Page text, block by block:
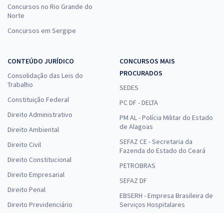
Concursos no Rio Grande do
Norte
Concursos em Sergipe
CONTEÚDO JURÍDICO
Consolidação das Leis do
Trabalho
Constituição Federal
Direito Administrativo
Direito Ambiental
Direito Civil
Direito Constitucional
Direito Empresarial
Direito Penal
Direito Previdenciário
CONCURSOS MAIS
PROCURADOS
SEDES
PC DF - DELTA
PM AL - Polícia Militar do Estado
de Alagoas
SEFAZ CE - Secretaria da
Fazenda do Estado do Ceará
PETROBRAS
SEFAZ DF
EBSERH - Empresa Brasileira de
Serviços Hospitalares